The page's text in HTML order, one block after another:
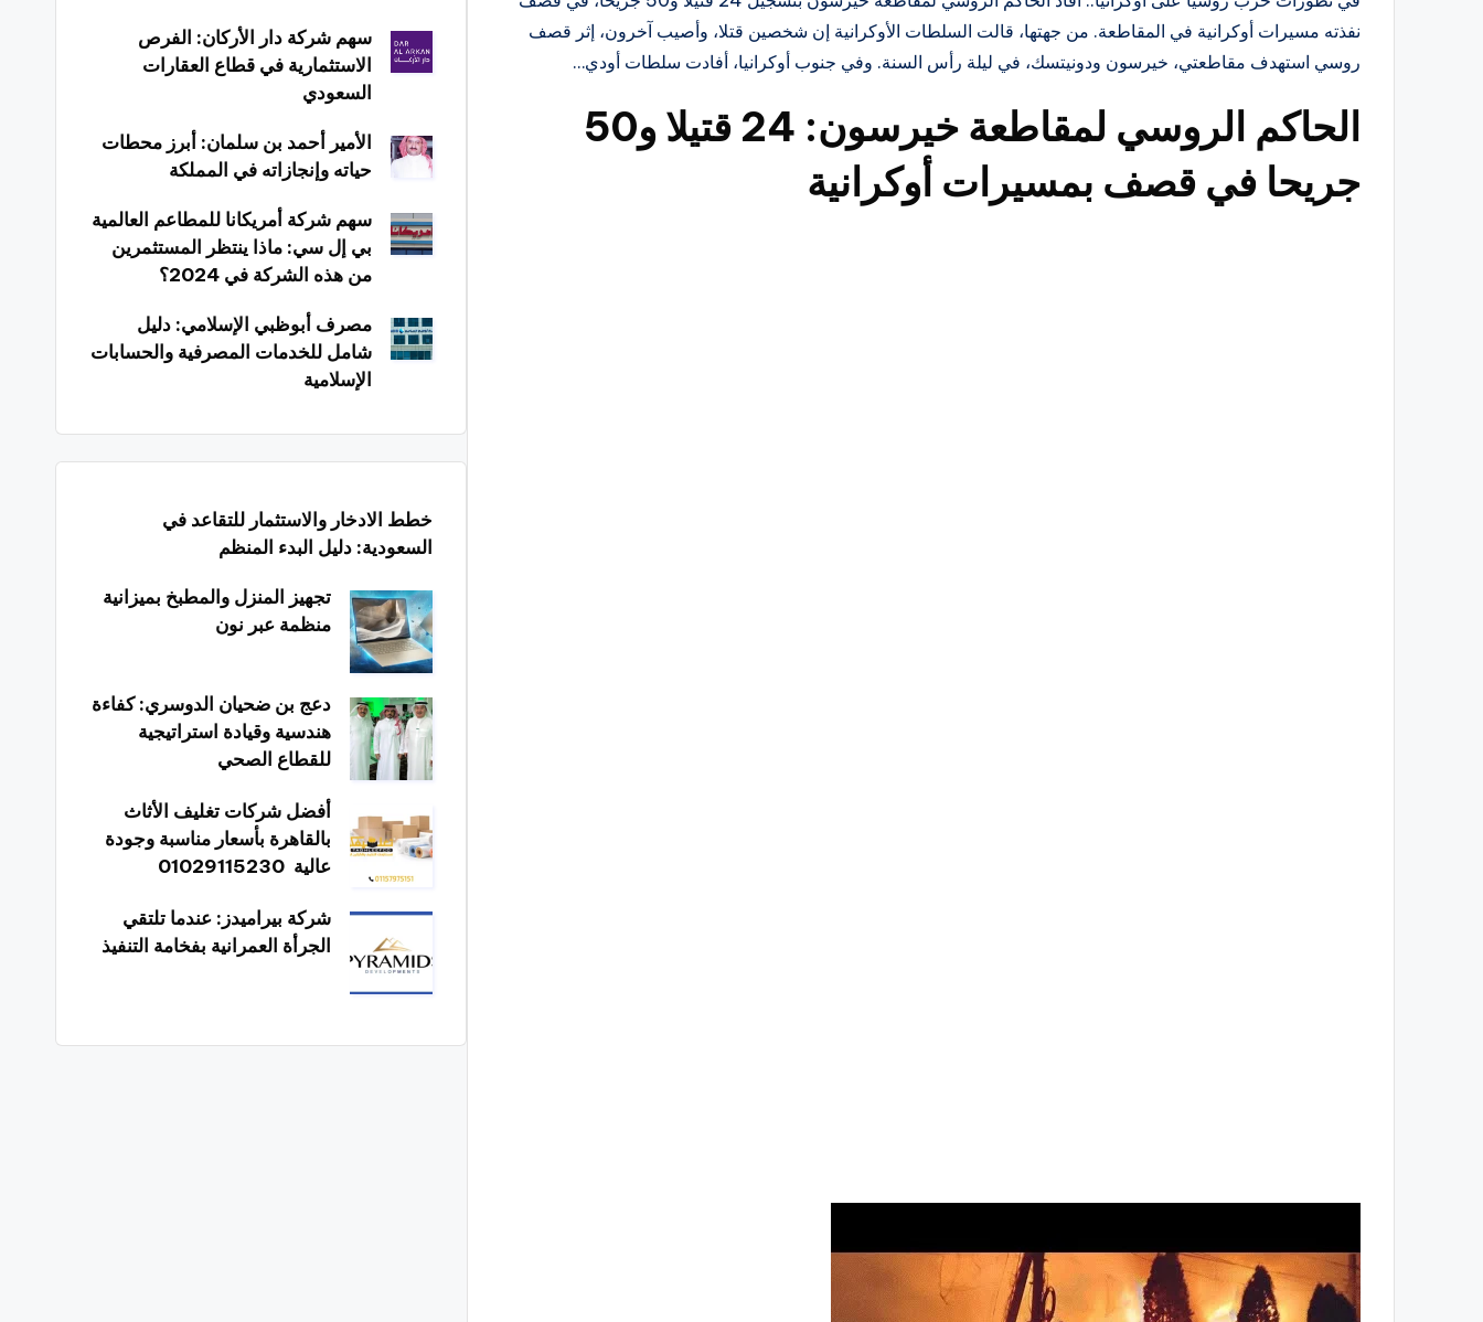
نفذته مسيرات أوكرانية في المقاطعة. من جهتها، قالت السلطات الأوكرانية إن شخصين قتلا، وأصيب آخرون، إثر قصف
روسي استهدف مقاطعتي، خيرسون ودونيتسك، في ليلة رأس السنة. وفي جنوب أوكرانيا، أفادت سلطات أودي…
الحاكم الروسي لمقاطعة خيرسون: 24 قتيلا و50
جريحا في قصف بمسيرات أوكرانية
سهم شركة دار الأركان: الفرص
الاستثمارية في قطاع العقارات
السعودي
الأمير أحمد بن سلمان: أبرز محطات
حياته وإنجازاته في المملكة
سهم شركة أمريكانا للمطاعم العالمية
بي إل سي: ماذا ينتظر المستثمرين
من هذه الشركة في 2024؟
مصرف أبوظبي الإسلامي: دليل
شامل للخدمات المصرفية والحسابات
الإسلامية
خطط الادخار والاستثمار للتقاعد في
السعودية: دليل البدء المنظم
تجهيز المنزل والمطبخ بميزانية
منظمة عبر نون
دعج بن ضحيان الدوسري: كفاءة
هندسية وقيادة استراتيجية
للقطاع الصحي
أفضل شركات تغليف الأثاث
بالقاهرة بأسعار مناسبة وجودة
عالية 01029115230
شركة بيراميدز: عندما تلتقي
الجرأة العمرانية بفخامة التنفيذ